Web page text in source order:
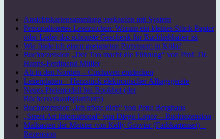
Ansichtskartensammlung verkaufen mit System
Personalisiertes Lesezeichen: Warum ein kleines Stück Papier
oder Leder das schönste Geschenk für Buchliebhaber ist
Wie finde ich einen geeigneten Partyraum in Köln?
Buchrezension „Der Ton macht die Führung“ von Prof. Dr.
Hanns-Ferdinand Müller
Ab in den Norden – Cuxhaven entdecken
Leiterplatten – Herzstück elektronischer Alltagsgeräte
Neues Preismodell bei Bookbot (der
Bücherverkaufsplattform)
Buchrezension „Ich tröste dich“ von Petra Berghaus
„Street Art International“ von Diego Lopez – Buchrezension
Malkasten der Meister von Kelly Grovier (Farbkartenset) –
Rezension